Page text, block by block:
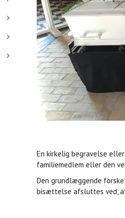
En kirkelig begravelse
familiemedlem eller den
Den grundlæggende
bisættelse afsluttes ved,